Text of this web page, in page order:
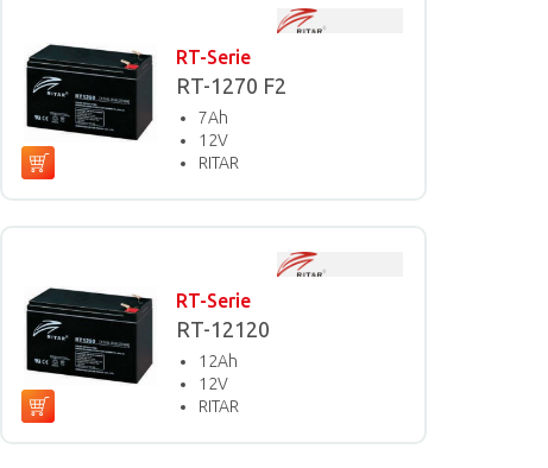
RT-Serie
RT-1270 F2
7Ah
12V
RITAR
RT-Serie
RT-12120
12Ah
12V
RITAR